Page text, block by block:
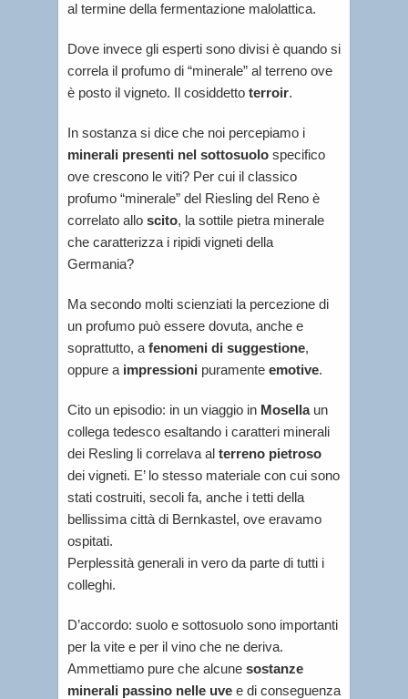
al termine della fermentazione malolattica.
Dove invece gli esperti sono divisi è quando si
correla il profumo di “minerale” al terreno ove
è posto il vigneto. Il cosiddetto terroir.
In sostanza si dice che noi percepiamo i
minerali presenti nel sottosuolo specifico
ove crescono le viti? Per cui il classico
profumo “minerale” del Riesling del Reno è
correlato allo scito, la sottile pietra minerale
che caratterizza i ripidi vigneti della
Germania?
Ma secondo molti scienziati la percezione di
un profumo può essere dovuta, anche e
soprattutto, a fenomeni di suggestione,
oppure a impressioni puramente emotive.
Cito un episodio: in un viaggio in Mosellaun
collega tedesco esaltando i caratteri minerali
dei Resling li correlava al terreno pietroso
dei vigneti. E’ lo stesso materiale con cui sono
stati costruiti, secoli fa, anche i tetti della
bellissima città di Bernkastel, ove eravamo
ospitati.
Perplessità generali in vero da parte di tutti i
colleghi.
D’accordo: suolo e sottosuolo sono importanti
per la vite e per il vino che ne deriva.
Ammettiamo pure che alcune sostanze
minerali passino nelle uve e di conseguenza